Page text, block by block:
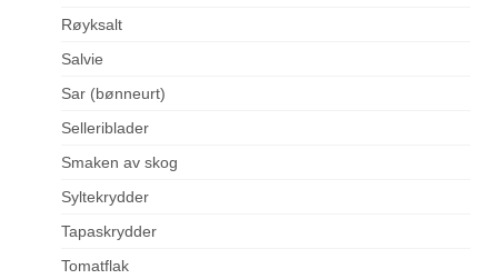
Røyksalt
Salvie
Sar (bønneurt)
Selleriblader
Smaken av skog
Syltekrydder
Tapaskrydder
Tomatflak